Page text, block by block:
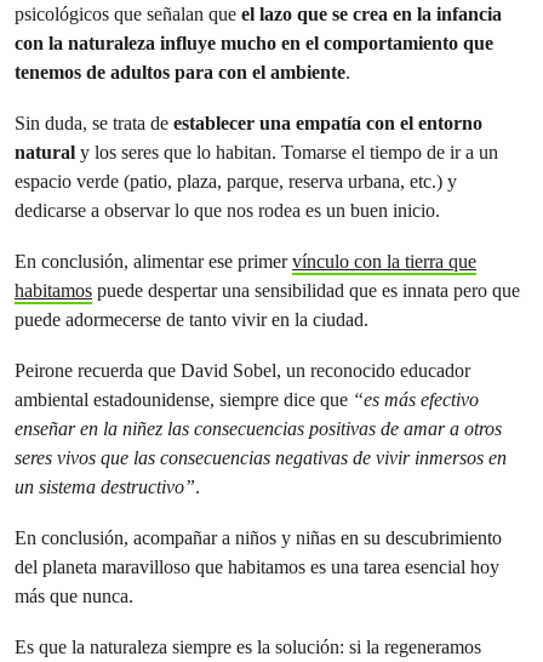
psicológicos que señalan que el lazo que se crea en la infancia
con la naturaleza influye mucho en el comportamiento que
tenemos de adultos para con el ambiente.
Sin duda, se trata de establecer una empatía con el entorno
natural y los seres que lo habitan. Tomarse el tiempo de ir a un
espacio verde (patio, plaza, parque, reserva urbana, etc.) y
dedicarse a observar lo que nos rodea es un buen inicio.
En conclusión, alimentar ese primervínculo con la tierra que
habitamos puede despertar una sensibilidad que es innata pero que
puede adormecerse de tanto vivir en la ciudad.
Peirone recuerda que David Sobel, un reconocido educador
ambiental estadounidense, siempre dice que “es más efectivo
enseñar en la niñez las consecuencias positivas de amar a otros
seres vivos que las consecuencias negativas de vivir inmersos en
un sistema destructivo”.
En conclusión, acompañar a niños y niñas en su descubrimiento
del planeta maravilloso que habitamos es una tarea esencial hoy
más que nunca.
Es que la naturaleza siempre es la solución: si la regeneramos